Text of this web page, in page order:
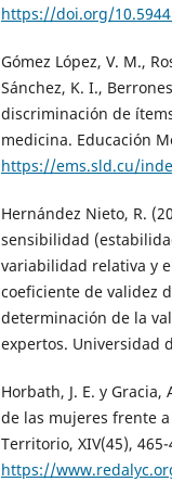
https://doi.org/
Gómez López, V. M.,
Sánchez, K. I.,
discriminación de
medicina. Educación
https://ems.sld.cu/
Hernández Nieto, R.
sensibilidad
variabilidad relativa y
coeficiente de validez
determinación de la
expertos. Universidad
Horbath, J. E. y
de las mujeres frente
Territorio, XIV(45), 465-
https://